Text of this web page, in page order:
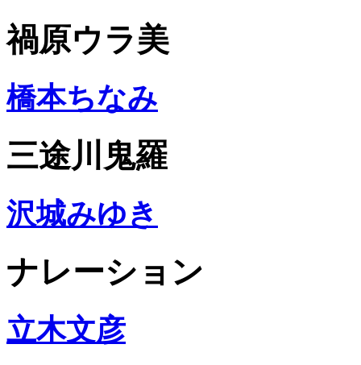
禍原ウラ美
橋本ちなみ
三途川鬼羅
沢城みゆき
ナレーション
立木文彦